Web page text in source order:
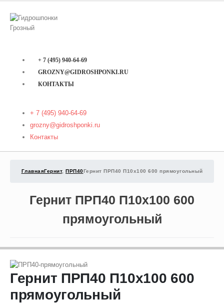
+ 7 (495) 940-64-69
GROZNY@GIDROSHPONKI.RU
КОНТАКТЫ
+ 7 (495) 940-64-69
grozny@gidroshponki.ru
Контакты
ГлавнаяГернит, ПРП40Гернит ПРП40 П10х100 600 прямоугольный
Гернит ПРП40 П10х100 600
прямоугольный
Гернит ПРП40 П10х100 600
прямоугольный